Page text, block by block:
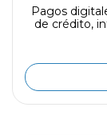
Pagos
de crédito,